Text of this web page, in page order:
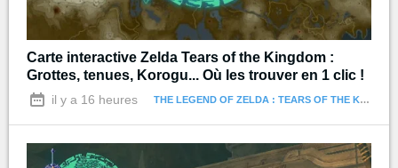
Carte interactive Zelda Tears of the Kingdom :
Grottes, tenues, Korogu... Où les trouver en 1 clic !
il y a 16 heures THE LEGEND OF ZELDA : TEARS OF THE KINGDOM